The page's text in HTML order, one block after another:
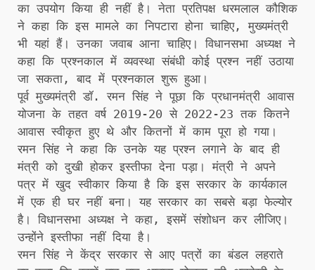
का उपयोग किया ही नहीं है। नेता प्रतिपक्ष धरमलाल कौशिक
ने कहा कि इस मामले का निपटारा होना चाहिए, मुख्यमंत्री
भी यहां हैं। उनका जवाब आना चाहिए। विधानसभा अध्यक्ष ने
कहा कि प्रश्नकाल में व्यवस्था संबंधी कोई प्रश्न नहीं उठाया
जा सकता, बाद में प्रश्नकाल शुरू हुआ।
पूर्व मुख्यमंत्री डॉ. रमन सिंह ने पूछा कि प्रधानमंत्री आवास
योजना के तहत वर्ष 2019-20 से 2022-23 तक कितने
आवास स्वीकृत हुए थे और कितनों में काम पूरा हो गया।
रमन सिंह ने कहा कि उनके यह प्रश्न लगाने के बाद ही
मंत्री को दुखी होकर इस्तीफा देना पड़ा। मंत्री ने अपने
पत्र में खुद स्वीकार किया है कि इस सरकार के कार्यकाल
में एक ही घर नहीं बना। यह सरकार का सबसे बड़ा फेल्योर
है। विधानसभा अध्यक्ष ने कहा, इसमें संशोधन कर लीजिए।
उन्होंने इस्तीफा नहीं दिया है।
रमन सिंह ने केंद्र सरकार से आए पत्रों का बंडल लहराते